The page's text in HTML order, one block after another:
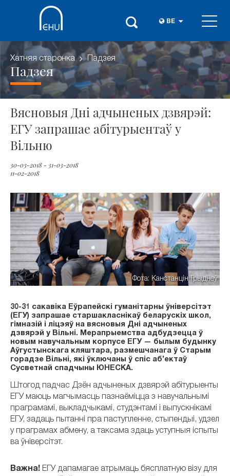
BE
Хатняя старонка Падзея
Падзея
Вясновыя Дні адчыненых дзвярэй:
ЕГУ запрашае абітурыентаў у
Вільню
30-03-2018 - 31-03-2018
11-02-2018
Фота: Канстанцін Грыднеў
30-31 сакавіка Еўрапейскі гуманітарны ўніверсітэт
(ЕГУ) запрашае старшакласнікаў беларускіх школ,
гімназій і ліцэяў на вясновыя Дні адчыненых
дзвярэй у Вільні. Мерапрыемства адбудзецца ў
новым навучальным корпусе ЕГУ — былым будынку
Аўгустынскага кляштара, размешчанага ў Старым
горадзе Вільні, які ўключаны ў спіс аб’ектаў
Сусветнай спадчыны ЮНЕСКА.
Штогод падчас Дзён адчыненых дзвярэй абітурыенты
ЕГУ маюць магчымасць пазнаёміцца ​​з навучальнымі
праграмамі, выкладчыкамі, студэнтамі і выпускнікамі
ЕГУ, задаць пытанні пра паступленне, стыпендыі, удзел
у праграмах абмену, а таксама здаць уступныя іспыты
ва ўніверсітэт.
Важна! ЕГУ дапамагае атрымаць бясплатную візу для